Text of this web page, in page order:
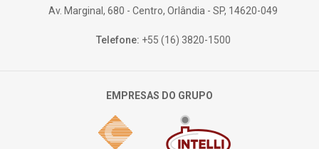
Av. Marginal, 680 - Centro, Orlândia - SP, 14620-049
Telefone: +55 (16) 3820-1500
EMPRESAS DO GRUPO